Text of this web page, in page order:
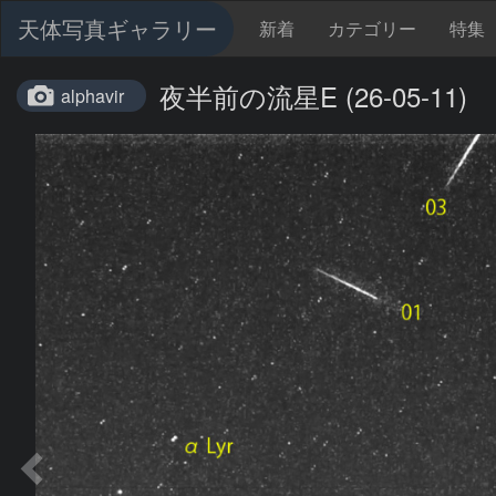
天体写真ギャラリー 新着 カテゴリー 特集
alphavir 夜半前の流星E (26-05-11)